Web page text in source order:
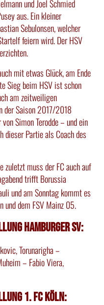
und Joel Schmied
aus. Ein kleiner
Sebulonsen, welcher
feiern wird. Der HSV
mit etwas Glück, am Ende
Sieg beim HSV ist schon
am zeitweiligen
der Saison 2017/2018
Simon Terodde – und ein
dieser Partie als Coach des
zuletzt muss der FC auch auf
trifft Borussia
und am Sonntag kommt es
und dem FSV Mainz 05.
Hamburger SV:
Torunarigha –
– Fabio Viera,
1. FC Köln: